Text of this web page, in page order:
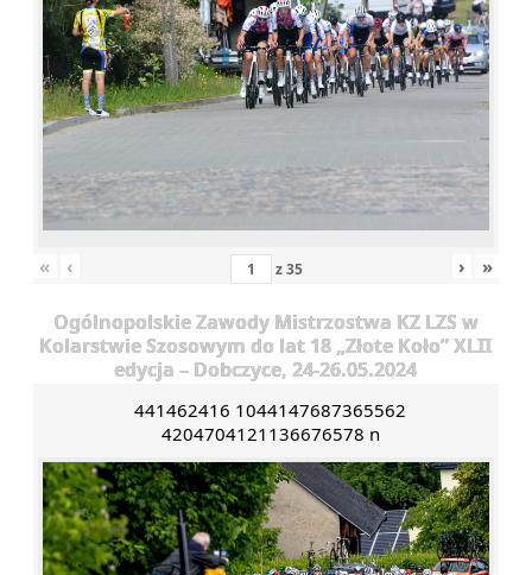
« ‹ z35 › »
Ogólnopolskie Zawody Mistrzostwa KZ LZS w
Kolarstwie Szosowym do lat 18 „Złote Koło” XLII
edycja – Dobczyce, 24-26.05.2024
441462416 1044147687365562
4204704121136676578 n